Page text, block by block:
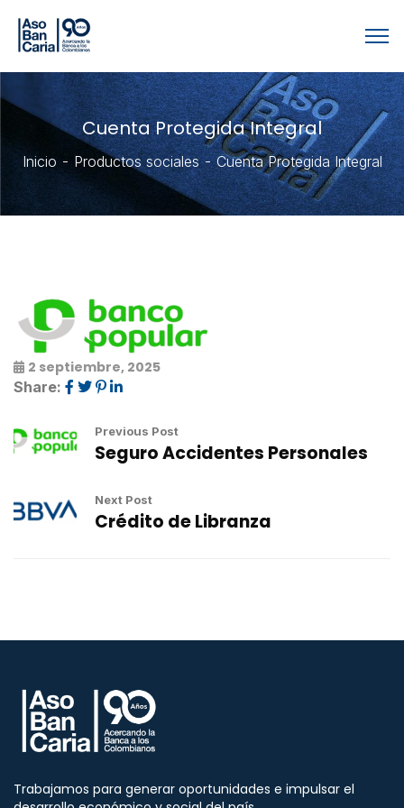
Cuenta Protegida Integral
Inicio Productos sociales Cuenta Protegida Integral
2 septiembre, 2025
Share:
Previous Post
Seguro Accidentes Personales
Next Post
Crédito de Libranza
Trabajamos para generar oportunidades e impulsar el